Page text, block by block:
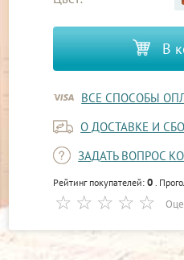
В
ВСЕ СПОСОБЫ
О ДОСТАВКЕ И
ЗАДАТЬ ВОПРОС
Рейтинг покупателей:0 .